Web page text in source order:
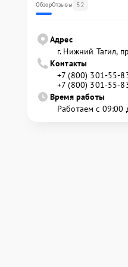
ОбзорОтзывы 52
Адрес
г. Нижний Тагил,
Контакты
+7 (800) 301-55-
+7 (800) 301-55-
Время работы
Работаем с 09:00